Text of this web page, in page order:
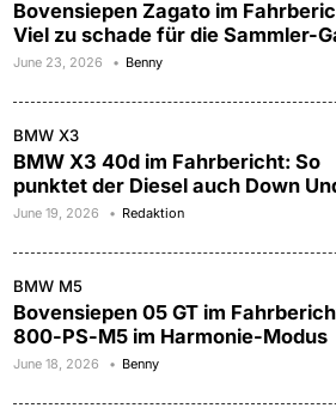
Bovensiepen Zagato im
Viel zu schade für die Sammler-
June 23, 2026 Benny
BMW X3
BMW X3 40d im Fahrbericht: So
punktet der Diesel auch Down
June 19, 2026 Redaktion
BMW M5
Bovensiepen 05 GT im
800-PS-M5 im Harmonie-Modus
June 18, 2026 Benny